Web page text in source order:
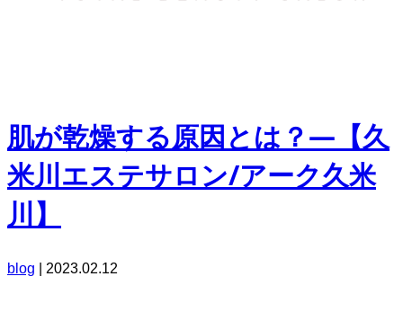
肌が乾燥する原因とは？―【久
米川エステサロン/アーク久米
川】
blog 2023.02.12